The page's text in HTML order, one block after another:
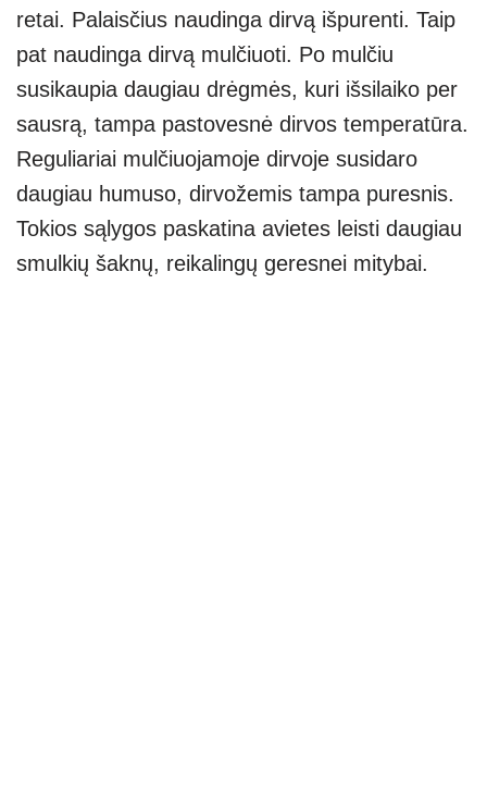
retai. Palaisčius naudinga dirvą išpurenti. Taip
pat naudinga dirvą mulčiuoti. Po mulčiu
susikaupia daugiau drėgmės, kuri išsilaiko per
sausrą, tampa pastovesnė dirvos temperatūra.
Reguliariai mulčiuojamoje dirvoje susidaro
daugiau humuso, dirvožemis tampa puresnis.
Tokios sąlygos paskatina avietes leisti daugiau
smulkių šaknų, reikalingų geresnei mitybai.